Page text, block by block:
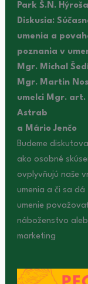
Park Š.N. Hýroša
Diskusia:
umenia a
poznania v
Mgr. Michal
Mgr. Martin
umelci Mgr. art.
Astrab
a Mário Jenčo
Budeme
ako osobné
ovplyvňujú naše
umenia a či sa dá
umenie
náboženstvo
marketing